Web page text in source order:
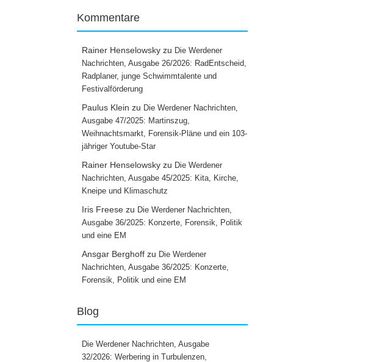
Kommentare
Rainer Henselowsky zu Die Werdener
Nachrichten, Ausgabe 26/2026: RadEntscheid,
Radplaner, junge Schwimmtalente und
Festivalförderung
Paulus Klein zu Die Werdener Nachrichten,
Ausgabe 47/2025: Martinszug,
Weihnachtsmarkt, Forensik-Pläne und ein 103-
jähriger Youtube-Star
Rainer Henselowsky zu Die Werdener
Nachrichten, Ausgabe 45/2025: Kita, Kirche,
Kneipe und Klimaschutz
Iris Freese zu Die Werdener Nachrichten,
Ausgabe 36/2025: Konzerte, Forensik, Politik
und eine EM
Ansgar Berghoff zu Die Werdener
Nachrichten, Ausgabe 36/2025: Konzerte,
Forensik, Politik und eine EM
Blog
Die Werdener Nachrichten, Ausgabe
32/2026: Werbering in Turbulenzen,